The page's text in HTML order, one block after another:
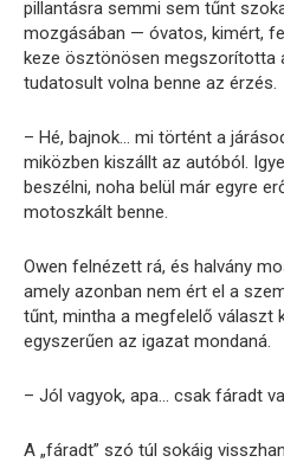
pillantásra semmi sem tűnt
mozgásában — óvatos, kimért,
keze ösztönösen megszorította
tudatosult volna benne az érzés.
– Hé, bajnok… mi történt a
miközben kiszállt az autóból.
beszélni, noha belül már egyre
motoszkált benne.
Owen felnézett rá, és halvány
amely azonban nem ért el a
tűnt, mintha a megfelelő választ
egyszerűen az igazat mondaná.
– Jól vagyok, apa… csak fáradt
A „fáradt” szó túl sokáig